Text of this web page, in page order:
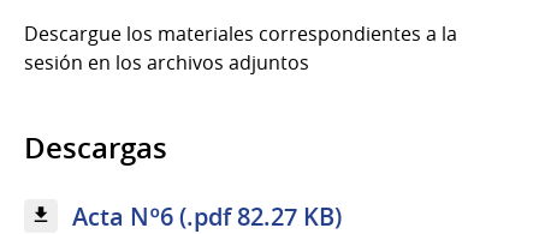
Descargue los materiales correspondientes a la
sesión en los archivos adjuntos
Descargas
Acta Nº6 (.pdf 82.27 KB)